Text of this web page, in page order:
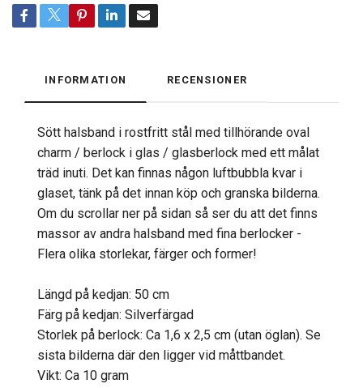
INFORMATION RECENSIONER
Sött halsband i rostfritt stål med tillhörande oval
charm / berlock i glas / glasberlock med ett målat
träd inuti. Det kan finnas någon luftbubbla kvar i
glaset, tänk på det innan köp och granska bilderna.
Om du scrollar ner på sidan så ser du att det finns
massor av andra halsband med fina berlocker -
Flera olika storlekar, färger och former!
Längd på kedjan: 50 cm
Färg på kedjan: Silverfärgad
Storlek på berlock: Ca 1,6 x 2,5 cm (utan öglan). Se
sista bilderna där den ligger vid måttbandet.
Vikt: Ca 10 gram